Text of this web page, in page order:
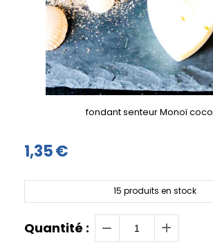
fondant senteur Monoï coco
1,35€
15 produits en stock
Quantité :